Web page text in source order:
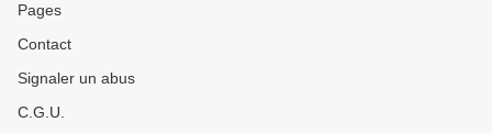
Pages
Contact
Signaler un abus
C.G.U.